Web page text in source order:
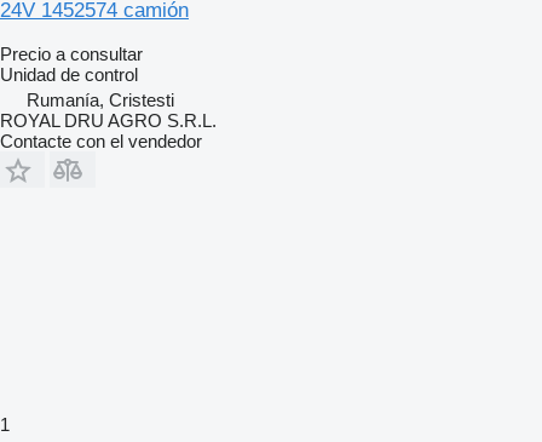
24V 1452574 camión
Precio a consultar
Unidad de control
Rumanía, Cristesti
ROYAL DRU AGRO S.R.L.
Contacte con el vendedor
1